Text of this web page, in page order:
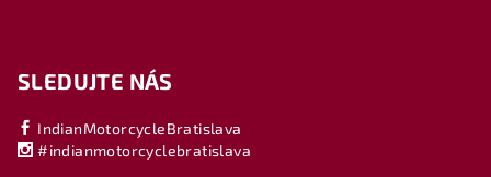
SLEDUJTE NÁS
IndianMotorcycleBratislava
#indianmotorcyclebratislava